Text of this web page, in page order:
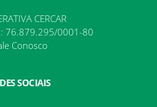
CERCAR
76.879.295/0001-80
Conosco
SOCIAIS